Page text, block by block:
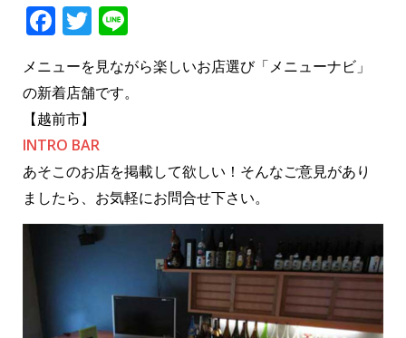
F
c
e
b
o
o
k
T
w
it
te
r
e
メニューを見ながら楽しいお店選び「メニューナビ」
の新着店舗です。
【越前市】
INTRO BAR
あそこのお店を掲載して欲しい！そんなご意見があり
ましたら、お気軽にお問合せ下さい。